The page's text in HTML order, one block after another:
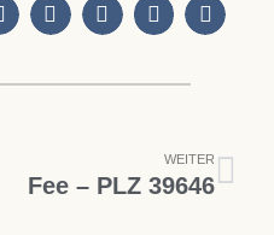
WEITER
Fee – PLZ 39646